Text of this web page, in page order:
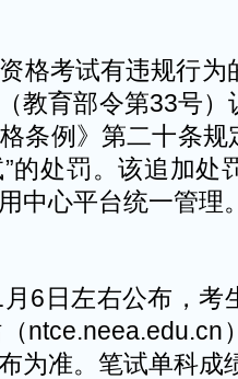
格考试有违规行为
教育部令第33号）
条例》第二十条规
的处罚。该追加处
中心平台统一管理
6日左右公布，考
ntce.neea.edu.cn
为准。笔试单科成